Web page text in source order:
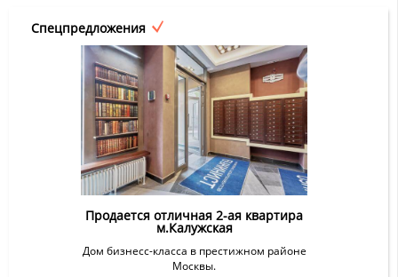
Спецпредложения
Продается отличная 2-ая квартира
м.Калужская
Дом бизнесс-класса в престижном районе
Москвы.